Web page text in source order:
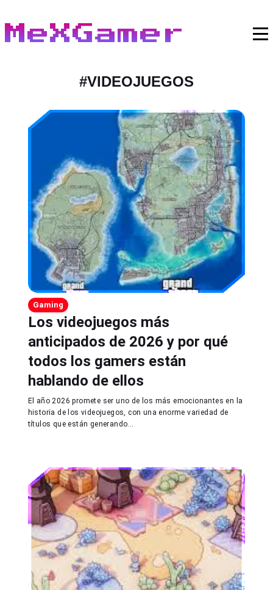
MeXGamer
#VIDEOJUEGOS
Gaming
Los videojuegos más
anticipados de 2026 y por qué
todos los gamers están
hablando de ellos
El año 2026 promete ser uno de los más emocionantes en la
historia de los videojuegos, con una enorme variedad de
títulos que están generando...